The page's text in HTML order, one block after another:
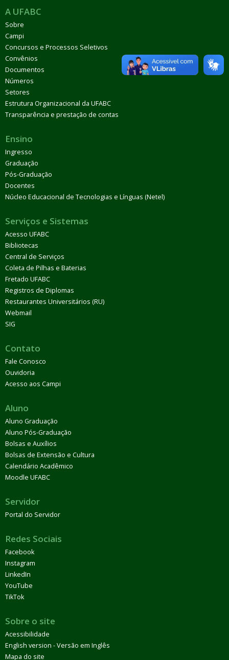
A UFABC
Sobre
Campi
Concursos e Processos Seletivos
Convênios
Documentos
Números
Setores
Estrutura Organizacional da UFABC
Transparência e prestação de contas
Ensino
Ingresso
Graduação
Pós-Graduação
Docentes
Núcleo Educacional de Tecnologias e Línguas (Netel)
Serviços e Sistemas
Acesso UFABC
Bibliotecas
Central de Serviços
Coleta de Pilhas e Baterias
Fretado UFABC
Registros de Diplomas
Restaurantes Universitários (RU)
Webmail
SIG
Contato
Fale Conosco
Ouvidoria
Acesso aos Campi
Aluno
Aluno Graduação
Aluno Pós-Graduação
Bolsas e Auxílios
Bolsas de Extensão e Cultura
Calendário Acadêmico
Moodle UFABC
Servidor
Portal do Servidor
Redes Sociais
Facebook
Instagram
LinkedIn
YouTube
TikTok
Sobre o site
Acessibilidade
English version - Versão em Inglês
Mapa do site